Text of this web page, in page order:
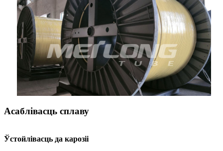
Асаблівасць сплаву
Ўстойлівасць да карозіі